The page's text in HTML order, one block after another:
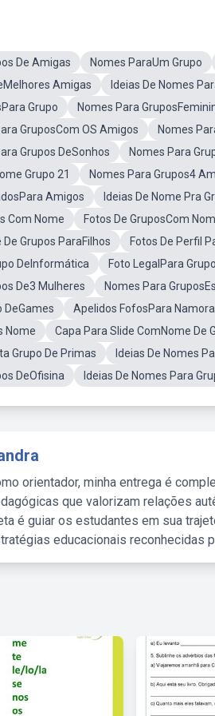
De Amigas Nomes ParaUm Grupo
Amigas
Ideias De Nomes
Grupo
Nomes Para
GruposCom OS Amigos
Nomes
Grupos DeSonhos
Nomes Para
Grupo 21
Nomes Para Grupos4
Amigos
Ideias De Nome Pra
Com Nome
Fotos De GruposCom
De Grupos ParaFilhos
Fotos De Perfil
DeInformática
Foto LegalPara
De3 Mulheres
Nomes Para
DeGames
Apelidos FofosPara
Nome
Capa Para Slide ComNome De
Grupo De Primas
Ideias De Nomes
DeOfisina
Ideias De Nomes Para
orientador, minha entrega é
que valorizam relações
é guiar os estudantes em sua
educacionais reconhecidas